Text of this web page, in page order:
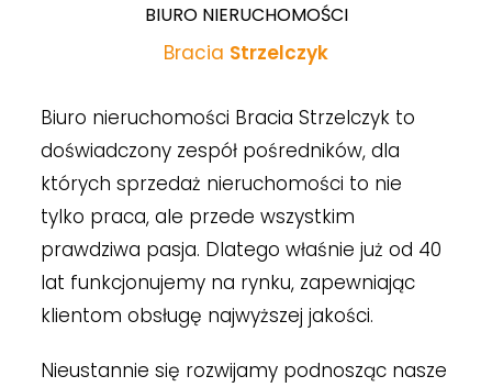
BIURO NIERUCHOMOŚCI
Bracia Strzelczyk
Biuro nieruchomości Bracia Strzelczyk to
doświadczony zespół pośredników, dla
których sprzedaż nieruchomości to nie
tylko praca, ale przede wszystkim
prawdziwa pasja. Dlatego właśnie już od 40
lat funkcjonujemy na rynku, zapewniając
klientom obsługę najwyższej jakości.
Nieustannie się rozwijamy podnosząc nasze